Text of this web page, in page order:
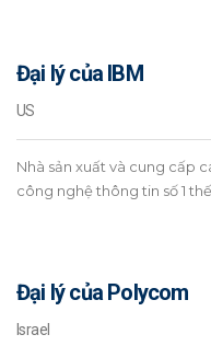
Đại lý của IBM
US
Nhà sản xuất và cung cấp
công nghệ thông tin số 1
Đại lý của Polycom
Israel